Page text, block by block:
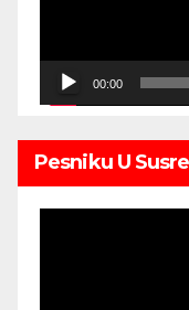
00:00
Pesniku U